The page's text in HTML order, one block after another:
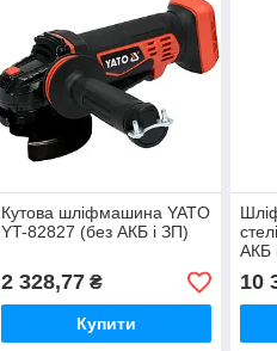
Кутова шліфмашина YATO
YT-82827 (без АКБ і ЗП)
2 328,77₴
Купити
АКБ
10